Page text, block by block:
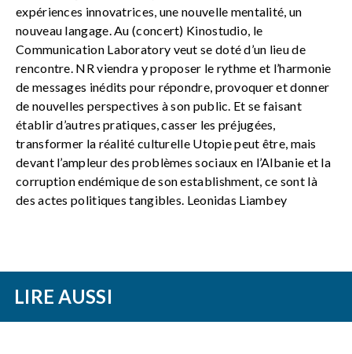
expériences innovatrices, une nouvelle mentalité, un
nouveau langage. Au (concert) Kinostudio, le
Communication Laboratory veut se doté d’un lieu de
rencontre. NR viendra y proposer le rythme et l’harmonie
de messages inédits pour répondre, provoquer et donner
de nouvelles perspectives à son public. Et se faisant
établir d’autres pratiques, casser les préjugées,
transformer la réalité culturelle Utopie peut être, mais
devant l’ampleur des problèmes sociaux en l’Albanie et la
corruption endémique de son establishment, ce sont là
des actes politiques tangibles. Leonidas Liambey
LIRE AUSSI